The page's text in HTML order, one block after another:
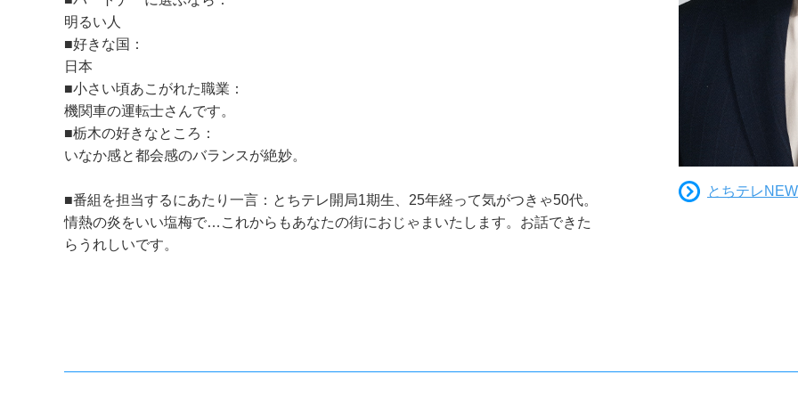
明るい人
■好きな国：
日本
■小さい頃あこがれた職業：
機関車の運転士さんです。
■栃木の好きなところ：
いなか感と都会感のバランスが絶妙。
■番組を担当するにあたり一言：とちテレ開局1期生、25年経って気がつきゃ50代。
情熱の炎をいい塩梅で…これからもあなたの街におじゃまいたします。お話できた
らうれしいです。
とちテレ